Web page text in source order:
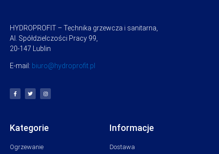
HYDROPROFIT – Technika grzewcza i sanitarna,
Al. Spółdzielczości Pracy 99,
20-147 Lublin
E-mail: biuro@hydroprofit.pl
Kategorie
Ogrzewanie
Informacje
Dostawa